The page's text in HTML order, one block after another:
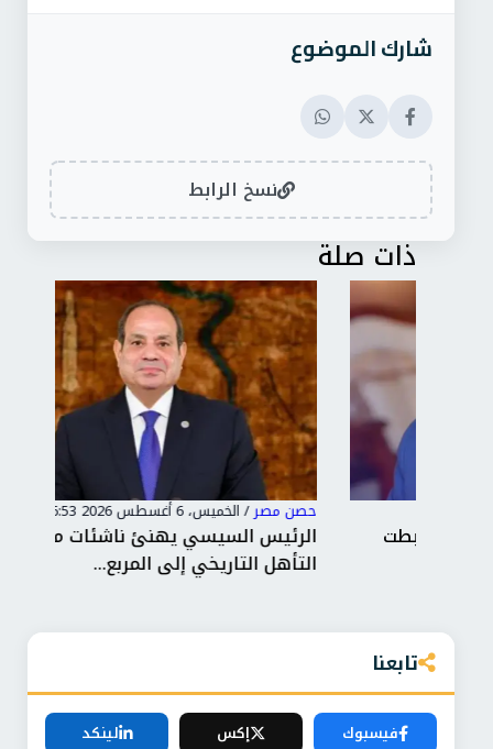
شارك الموضوع
نسخ الرابط
ذات صلة
الخميس، 6 أغسطس 2026 6:53 م
الرئيس السيسي يهنئ ناشئات مصر على
التأهل التاريخي إلى المربع...
تابعنا
فيسبوك إكس
لينكد